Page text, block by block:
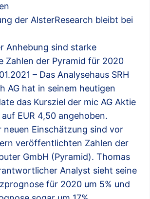
der AlsterResearch bleibt bei
Anhebung sind starke
Zahlen der Pyramid für 2020
– Das Analysehaus SRH
AG hat in seinem heutigen
das Kursziel der mic AG Aktie
EUR 4,50 angehoben.
neuen Einschätzung sind vor
veröffentlichten Zahlen der
GmbH (Pyramid). Thomas
Analyst sieht seine
für 2020 um 5% und